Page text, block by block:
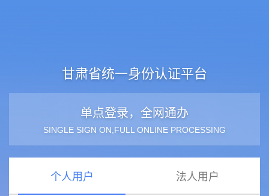
甘肃省统一身份认证平台
单点登录，全网通办
SINGLE SIGN ON,FULL ONLINE PROCESSING
个人用户 法人用户